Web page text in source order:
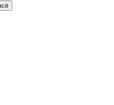
всё